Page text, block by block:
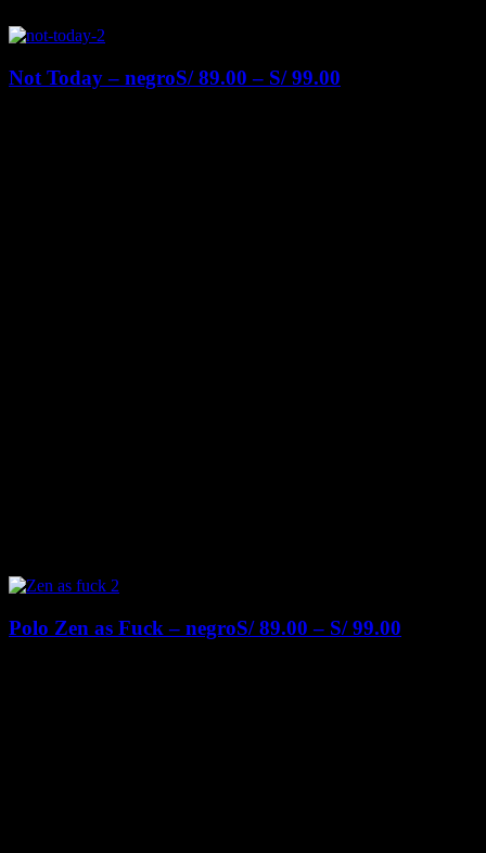
Not Today – negroS/89.00 – S/99.00
Polo Zen as Fuck – negroS/89.00 – S/99.00